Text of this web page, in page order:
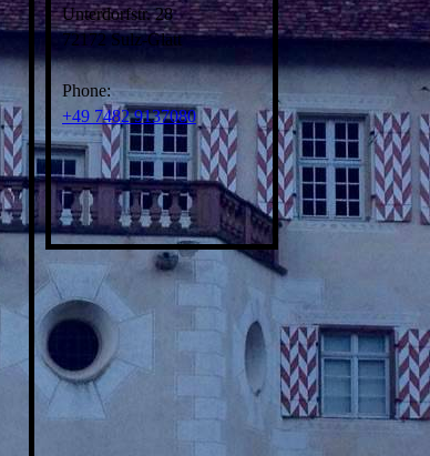
Unterdorfstr. 28
72172 Sulz-Glatt
Phone:
+49 7482 9137080